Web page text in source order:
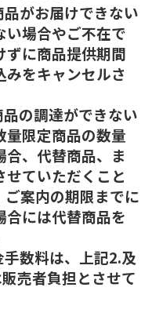
がお届けできない
い場合やご不在で
ずに商品提供期間
をキャンセルさ
の調達ができない
量限定商品の数量
、代替商品、ま
ていただくこと
案内の期限までに
には代替商品を
数料は、上記2.及
売者負担とさせて